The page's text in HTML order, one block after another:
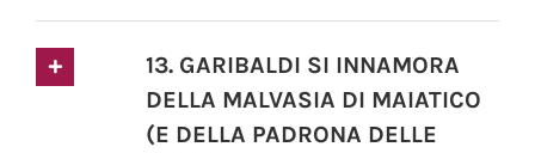
13. GARIBALDI SI INNAMORA
DELLA MALVASIA DI MAIATICO
(E DELLA PADRONA DELLE